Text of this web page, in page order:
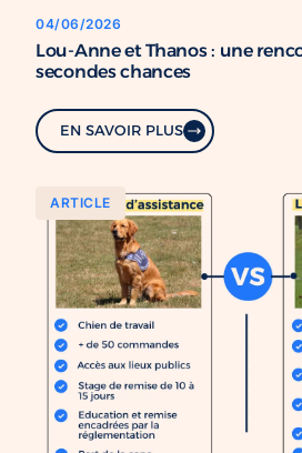
04/06/2026
Lou-Anne et Thanos : une
secondes chances
EN SAVOIR PLUS
ARTICLE